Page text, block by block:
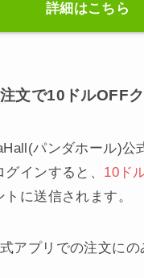
詳細はこちら
文で10ドルOFF
パンダホール)公
インすると、 10ド
に送信されます。
アプリでの注文にの